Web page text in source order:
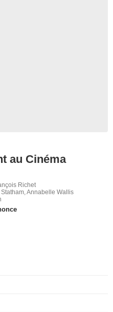
au Cinéma
Richet
Annabelle Wallis